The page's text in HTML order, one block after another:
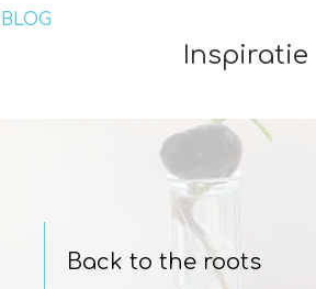
BLOG
Inspiratie
Back to the roots